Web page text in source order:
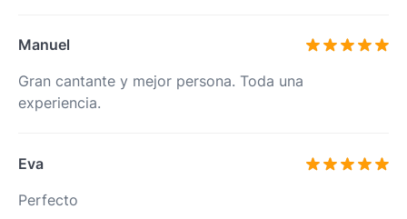
Manuel
Gran cantante y mejor persona. Toda una
experiencia.
Eva
Perfecto